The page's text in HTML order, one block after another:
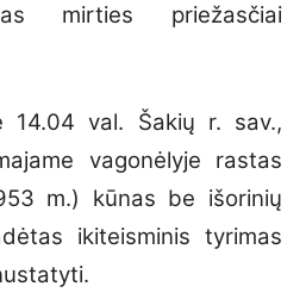
mirties priežasčiai
14.04 val. Šakių r. sav.,
vagonėlyje rastas
m.) kūnas be išorinių
ikiteisminis tyrimas